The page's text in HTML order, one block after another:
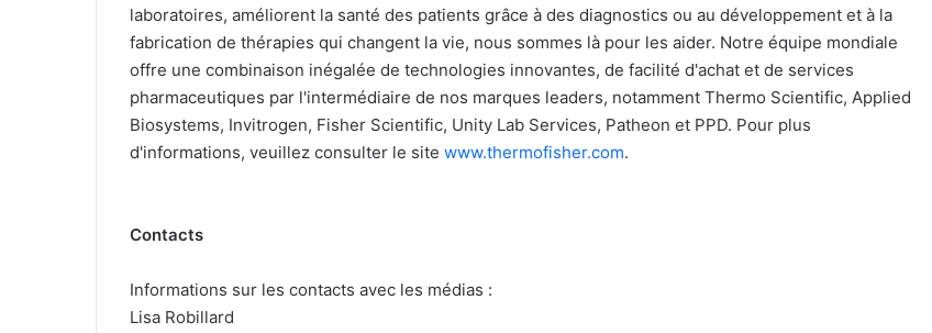
laboratoires, améliorent la santé des patients grâce à des diagnostics ou au développement et à la
fabrication de thérapies qui changent la vie, nous sommes là pour les aider. Notre équipe mondiale
offre une combinaison inégalée de technologies innovantes, de facilité d'achat et de services
pharmaceutiques par l'intermédiaire de nos marques leaders, notamment Thermo Scientific, Applied
Biosystems, Invitrogen, Fisher Scientific, Unity Lab Services, Patheon et PPD. Pour plus
d'informations, veuillez consulter le site www.thermofisher.com.
Contacts
Informations sur les contacts avec les médias :
Lisa Robillard